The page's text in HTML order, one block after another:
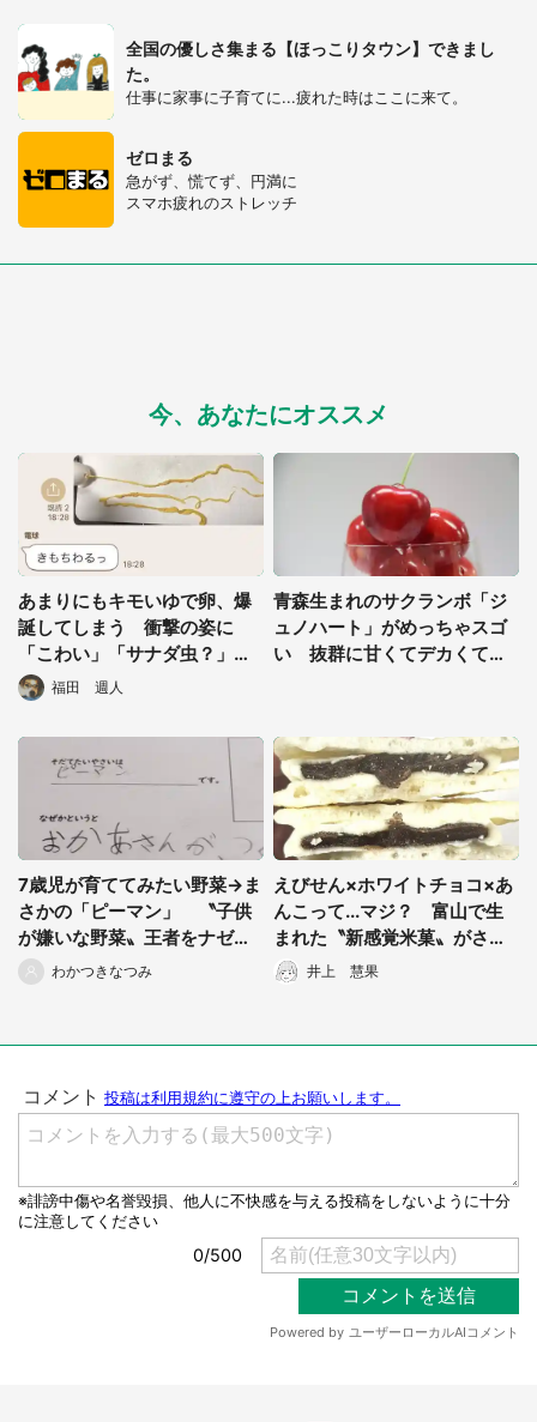
都道府選択
全国の優しさ集まる【ほっこりタウン】できまし
た。
仕事に家事に子育てに...疲れた時はここに来て。
ゼロまる
急がず、慌てず、円満に
スマホ疲れのストレッチ
今、あなたにオススメ
あまりにもキモいゆで卵、爆
誕してしまう 衝撃の姿に
「こわい」「サナダ虫？」の
声
福田 週人
青森生まれのサクランボ「ジ
ュノハート」がめっちゃスゴ
い 抜群に甘くてデカくて溢
7歳児が育ててみたい野菜→ま
さかの「ピーマン」 〝子供
が嫌いな野菜〟王者をナゼ？
理由に母「ぐふぅぅう」
わかつきなつみ
えびせん×ホワイトチョコ×あ
んこって...マジ？ 富山で生
まれた〝新感覚米菓〟がさす
が斬新すぎる件
井上 慧果